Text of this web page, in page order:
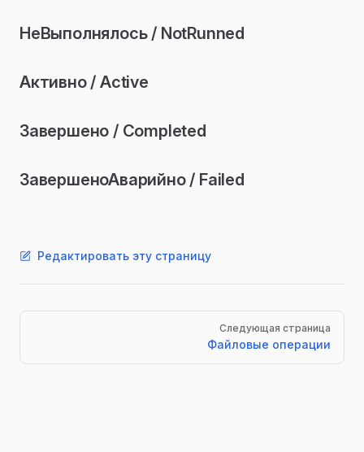
НеВыполнялось / NotRunned
Активно / Active
Завершено / Completed
ЗавершеноАварийно / Failed
Редактировать эту страницу
Pager
Следующая страница
Файловые операции